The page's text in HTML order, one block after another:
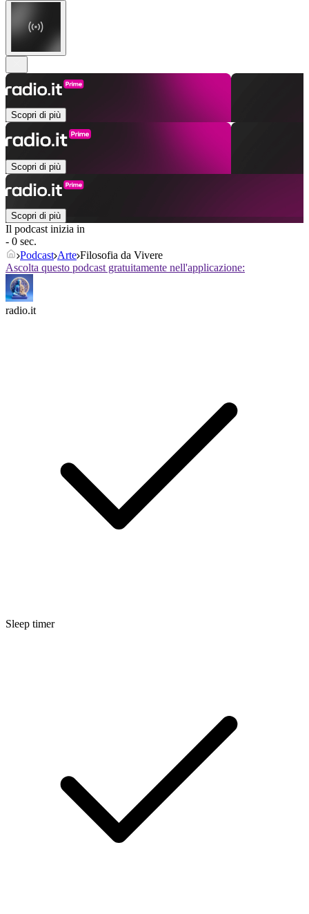
Scopri di più
Scopri di più
Scopri di più
Il podcast inizia in
- 0 sec.
Podcast Arte Filosofia da Vivere
Ascolta questo podcast gratuitamente nell'applicazione:
radio.it
Sleep timer